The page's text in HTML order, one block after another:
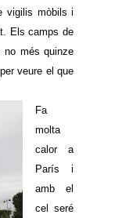
vigilis mòbils i
Els camps de
no més quinze
veure el que
Fa
molta
calor a
París i
amb el
cel seré